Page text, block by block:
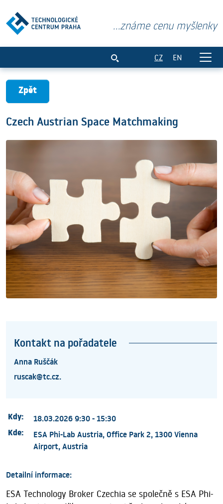
...známe cenu myšlenky
CZ EN
Zpět
Czech Austrian Space Matchmaking
Kontakt na pořadatele
Anna Ruščák
ruscak@tc.cz.
Kdy: 18.03.2026 9:30 - 15:30
Kde:
ESA Phi-Lab Austria, Office Park 2, 1300 Vienna
Airport, Austria
Detailní informace:
ESA Technology Broker Czechia se společně s ESA Phi-